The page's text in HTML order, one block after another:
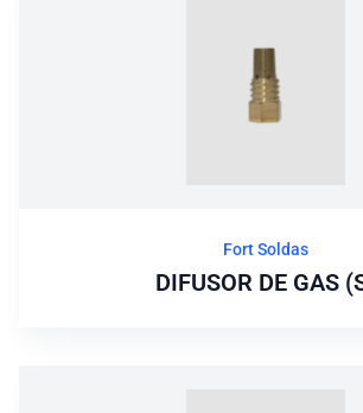
Fort Soldas
DIFUSOR DE GAS